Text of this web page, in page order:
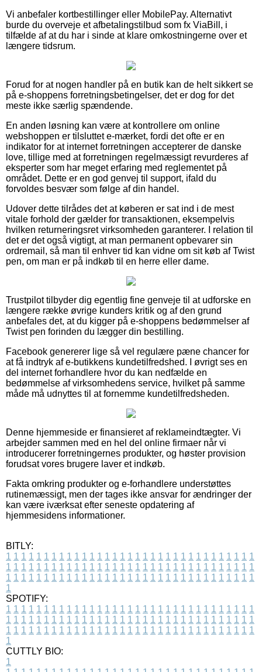
Vi anbefaler kortbestillinger eller MobilePay. Alternativt
burde du overveje et afbetalingstilbud som fx ViaBill, i
tilfælde af at du har i sinde at klare omkostningerne over et
længere tidsrum.
Forud for at nogen handler på en butik kan de helt sikkert se
på e-shoppens forretningsbetingelser, det er dog for det
meste ikke særlig spændende.
En anden løsning kan være at kontrollere om online
webshoppen er tilsluttet e-mærket, fordi det ofte er en
indikator for at internet forretningen accepterer de danske
love, tillige med at forretningen regelmæssigt revurderes af
eksperter som har meget erfaring med reglementet på
området. Dette er en god genvej til support, ifald du
forvoldes besvær som følge af din handel.
Udover dette tilrådes det at køberen er sat ind i de mest
vitale forhold der gælder for transaktionen, eksempelvis
hvilken returneringsret virksomheden garanterer. I relation til
det er det også vigtigt, at man permanent opbevarer sin
ordremail, så man til enhver tid kan vidne om sit køb af Twist
pen, om man er på indkøb til en herre eller dame.
Trustpilot tilbyder dig egentlig fine genveje til at udforske en
længere række øvrige kunders kritik og af den grund
anbefales det, at du kigger på e-shoppens bedømmelser af
Twist pen forinden du lægger din bestilling.
Facebook genererer lige så vel regulære pæne chancer for
at få indtryk af e-butikkens kundetilfredshed. I øvrigt ses en
del internet forhandlere hvor du kan nedfælde en
bedømmelse af virksomhedens service, hvilket på samme
måde må udnyttes til at fornemme kundetilfredsheden.
Denne hjemmeside er finansieret af reklameindtægter. Vi
arbejder sammen med en hel del online firmaer når vi
introducerer forretningernes produkter, og høster provision
forudsat vores brugere laver et indkøb.
Fakta omkring produkter og e-forhandlere understøttes
rutinemæssigt, men der tages ikke ansvar for ændringer der
kan være iværksat efter seneste opdatering af
hjemmesidens informationer.
BITLY:
1 1 1 1 1 1 1 1 1 1 1 1 1 1 1 1 1 1 1 1 1 1 1 1 1 1 1 1 1 1 1 1 1
1 1 1 1 1 1 1 1 1 1 1 1 1 1 1 1 1 1 1 1 1 1 1 1 1 1 1 1 1 1 1 1 1
1 1 1 1 1 1 1 1 1 1 1 1 1 1 1 1 1 1 1 1 1 1 1 1 1 1 1 1 1 1 1 1 1
1
SPOTIFY:
1 1 1 1 1 1 1 1 1 1 1 1 1 1 1 1 1 1 1 1 1 1 1 1 1 1 1 1 1 1 1 1 1
1 1 1 1 1 1 1 1 1 1 1 1 1 1 1 1 1 1 1 1 1 1 1 1 1 1 1 1 1 1 1 1 1
1 1 1 1 1 1 1 1 1 1 1 1 1 1 1 1 1 1 1 1 1 1 1 1 1 1 1 1 1 1 1 1 1
1
CUTTLY BIO:
1